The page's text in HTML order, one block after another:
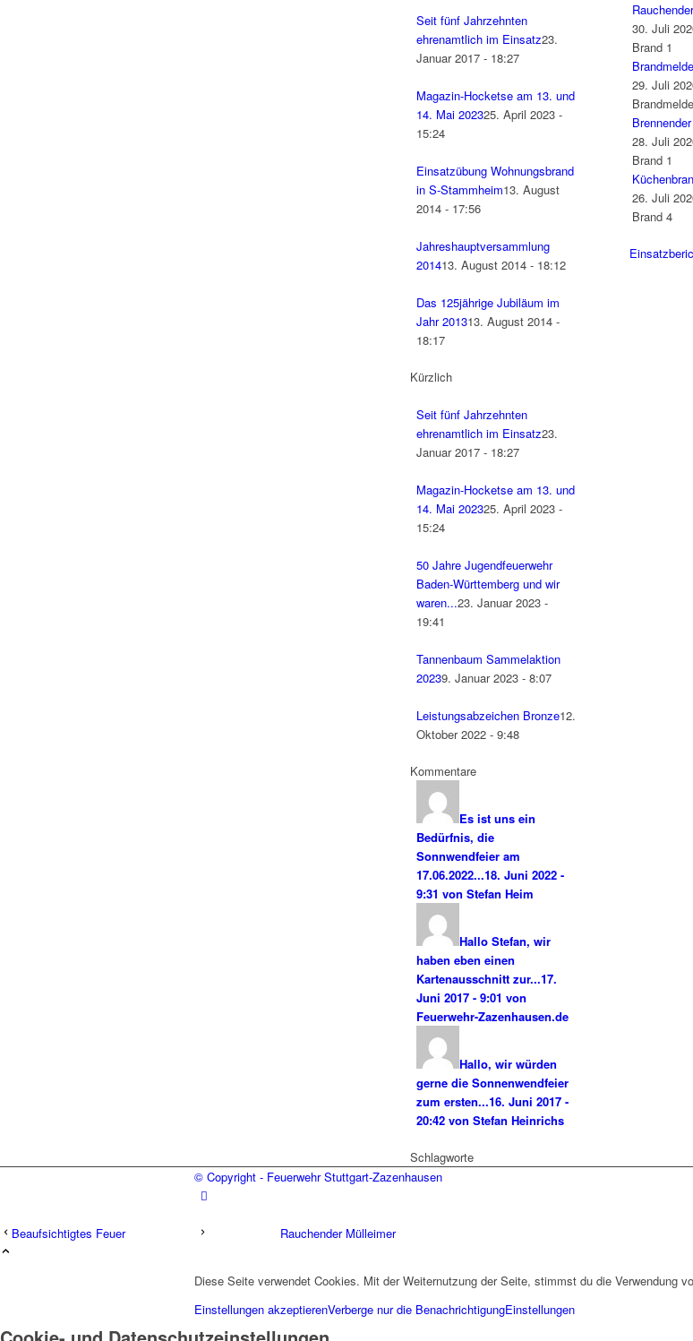
Seit fünf Jahrzehnten
ehrenamtlich im Einsatz23.
Januar 2017 - 18:27
Magazin-Hocketse am 13. und
14. Mai 202325. April 2023 -
15:24
Einsatzübung Wohnungsbrand
in S-Stammheim13. August
2014 - 17:56
Jahreshauptversammlung
201413. August 2014 - 18:12
Das 125jährige Jubiläum im
Jahr 201313. August 2014 -
18:17
Kürzlich
Seit fünf Jahrzehnten
ehrenamtlich im Einsatz23.
Januar 2017 - 18:27
Magazin-Hocketse am 13. und
14. Mai 202325. April 2023 -
15:24
50 Jahre Jugendfeuerwehr
Baden-Württemberg und wir
waren...23. Januar 2023 -
19:41
Tannenbaum Sammelaktion
20239. Januar 2023 - 8:07
Leistungsabzeichen Bronze12.
Oktober 2022 - 9:48
Kommentare
Es ist uns ein
Bedürfnis, die
Sonnwendfeier am
17.06.2022...18. Juni 2022 -
9:31 von Stefan Heim
Hallo Stefan, wir
haben eben einen
Kartenausschnitt zur...17.
Juni 2017 - 9:01 von
Feuerwehr-Zazenhausen.de
Hallo, wir würden
gerne die Sonnenwendfeier
zum ersten...16. Juni 2017 -
20:42 von Stefan Heinrichs
Schlagworte
30. Juli
Brand 1
29. Juli
28. Juli
Brand 1
26. Juli
Brand 4
© Copyright - Feuerwehr Stuttgart-Zazenhausen
Beaufsichtigtes Feuer Rauchender Mülleimer
Diese Seite verwendet Cookies. Mit der Weiternutzung der Seite, stimmst du die Verwendung
Einstellungen akzeptierenVerberge nur die BenachrichtigungEinstellungen